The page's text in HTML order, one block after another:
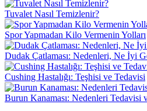
Tuvalet Nasıl Temizlenir?
Spor Yapmadan Kilo Vermenin Yolları
Dudak Çatlaması: Nedenleri, Ne İyi
Cushing Hastalığı: Teşhisi ve Tedavisi
Burun Kanaması: Nedenleri Tedavisi